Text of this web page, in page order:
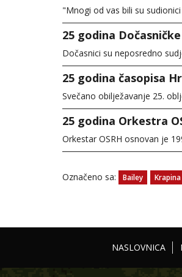
"Mnogi od vas bili su
25 godina
Dočasnici su neposredno
25 godina časopisa
Svečano obilježavanje 25.
25 godina Orkestra
Orkestar OSRH osnovan je
Označeno sa: Bailey Krapina
NASLOVNICA